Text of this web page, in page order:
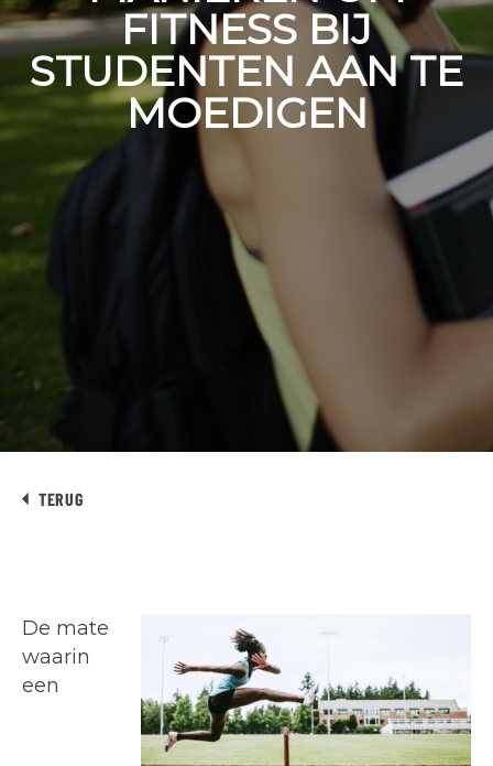
FITNESS BIJ
STUDENTEN AAN TE
MOEDIGEN
TERUG
De mate
waarin
een